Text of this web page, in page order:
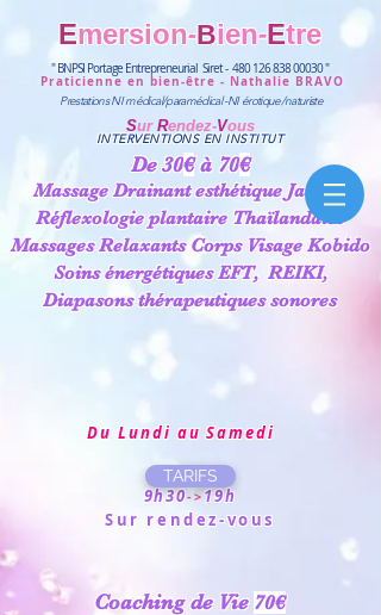
Emersion-Bien-Etre
" BNPSI Portage Entrepreneurial Siret - 480 126 838 00030"
Praticienne en bien-être - Nathalie BRAVO
Prestations NImédical/paramédical-NIérotique/naturiste
Sur Rendez-Vous
INTERVENTIONS EN INSTITUT
De 30€à 70€
Massage Drainant esthétique Jambes
Réflexologie plantaire Thaïlandaise
Massages Relaxants Corps Visage Kobido
Soins énergétiquesEFT,REIKI,
Diapasons thérapeutiques sonores
Du Lundi au Samedi
9h30->19h
Sur rendez-vous
Coaching de Vie 70€
TARIFS